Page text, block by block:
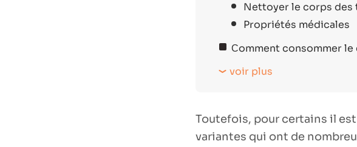
Nettoyer le corps des
Propriétés médicales
Сomment consommer le
voir plus
Toutefois, pour certains il
variantes qui ont de